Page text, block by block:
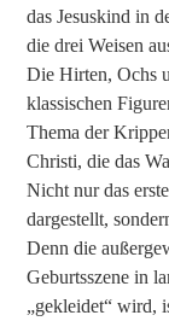
das Jesuskind in
die drei Weisen
Die Hirten, Ochs
klassischen
Thema der
Christi, die das
Nicht nur das
dargestellt,
Denn die
Geburtsszene in
„gekleidet“ wird,